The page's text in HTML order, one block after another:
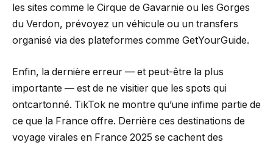
les sites comme le Cirque de Gavarnie ou les Gorges
du Verdon, prévoyez un véhicule ou un transfers
organisé via des plateformes comme GetYourGuide.
Enfin, la dernière erreur — et peut-être la plus
importante — est de ne visitier que les spots qui
ontcartonné. TikTok ne montre qu’une infime partie de
ce que la France offre. Derrière ces destinations de
voyage virales en France 2025 se cachent des